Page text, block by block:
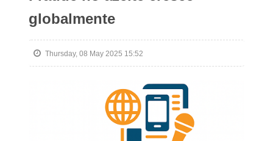
globalmente
Thursday, 08 May 2025 15:52